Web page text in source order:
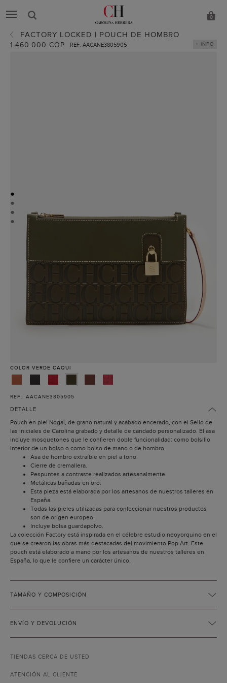
0
FACTORY LOCKED | POUCH DE HOMBRO
1.460.000 COP REF. AACANE3805905 + INFO
●
●
●
●
COLOR VERDE CAQUI
REF.: AACANE3805905
DETALLE
Pouch en piel Nogal, de grano natural y acabado encerado, con el Sello de
las iniciales de Carolina grabado y detalle de candado personalizado. El asa
incluye mosquetones que le confieren doble funcionalidad: como bolsillo
interior de un bolso o como bolso de mano o de hombro.
Asa de hombro extraíble en piel a tono.
Cierre de cremallera.
Pespuntes a contraste realizados artesanalmente.
Metálicas bañadas en oro.
Esta pieza está elaborada por los artesanos de nuestros talleres en
España.
Todas las pieles utilizadas para confeccionar nuestros productos
son de origen europeo.
Incluye bolsa guardapolvo.
La colección Factory está inspirada en el célebre estudio neoyorquino en el
que se crearon las obras más destacadas del movimiento Pop Art. Este
pouch está elaborado a mano por los artesanos de nuestros talleres en
España, lo que le confiere un carácter único.
TAMAÑO Y COMPOSICIÓN
ENVÍO Y DEVOLUCIÓN
TIENDAS CERCA DE USTED
ATENCIÓN AL CLIENTE